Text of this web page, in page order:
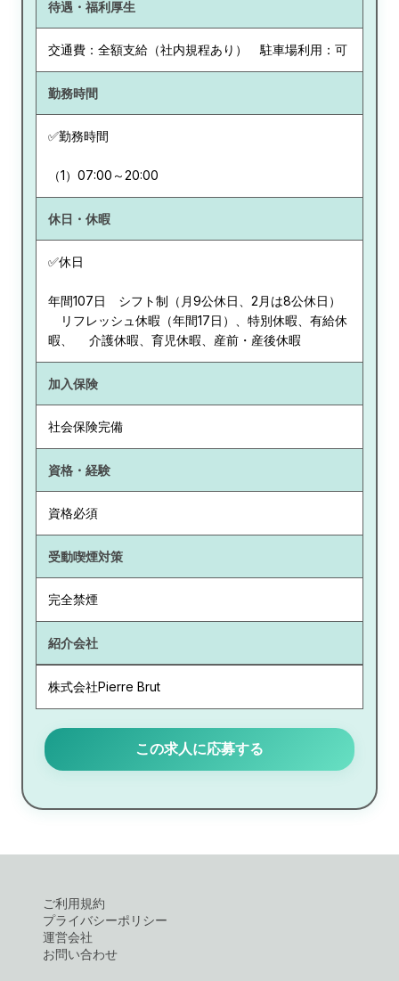
待遇・福利厚生
交通費：全額支給（社内規程あり） 駐車場利用：可
勤務時間
✅勤務時間
（1）07:00～20:00
休日・休暇
✅休日
年間107日 シフト制（月9公休日、2月は8公休日）
リフレッシュ休暇（年間17日）、特別休暇、有給休
暇、 介護休暇、育児休暇、産前・産後休暇
加入保険
社会保険完備
資格・経験
資格必須
受動喫煙対策
完全禁煙
紹介会社
株式会社Pierre Brut
この求人に応募する
ご利用規約
プライバシーポリシー
運営会社
お問い合わせ